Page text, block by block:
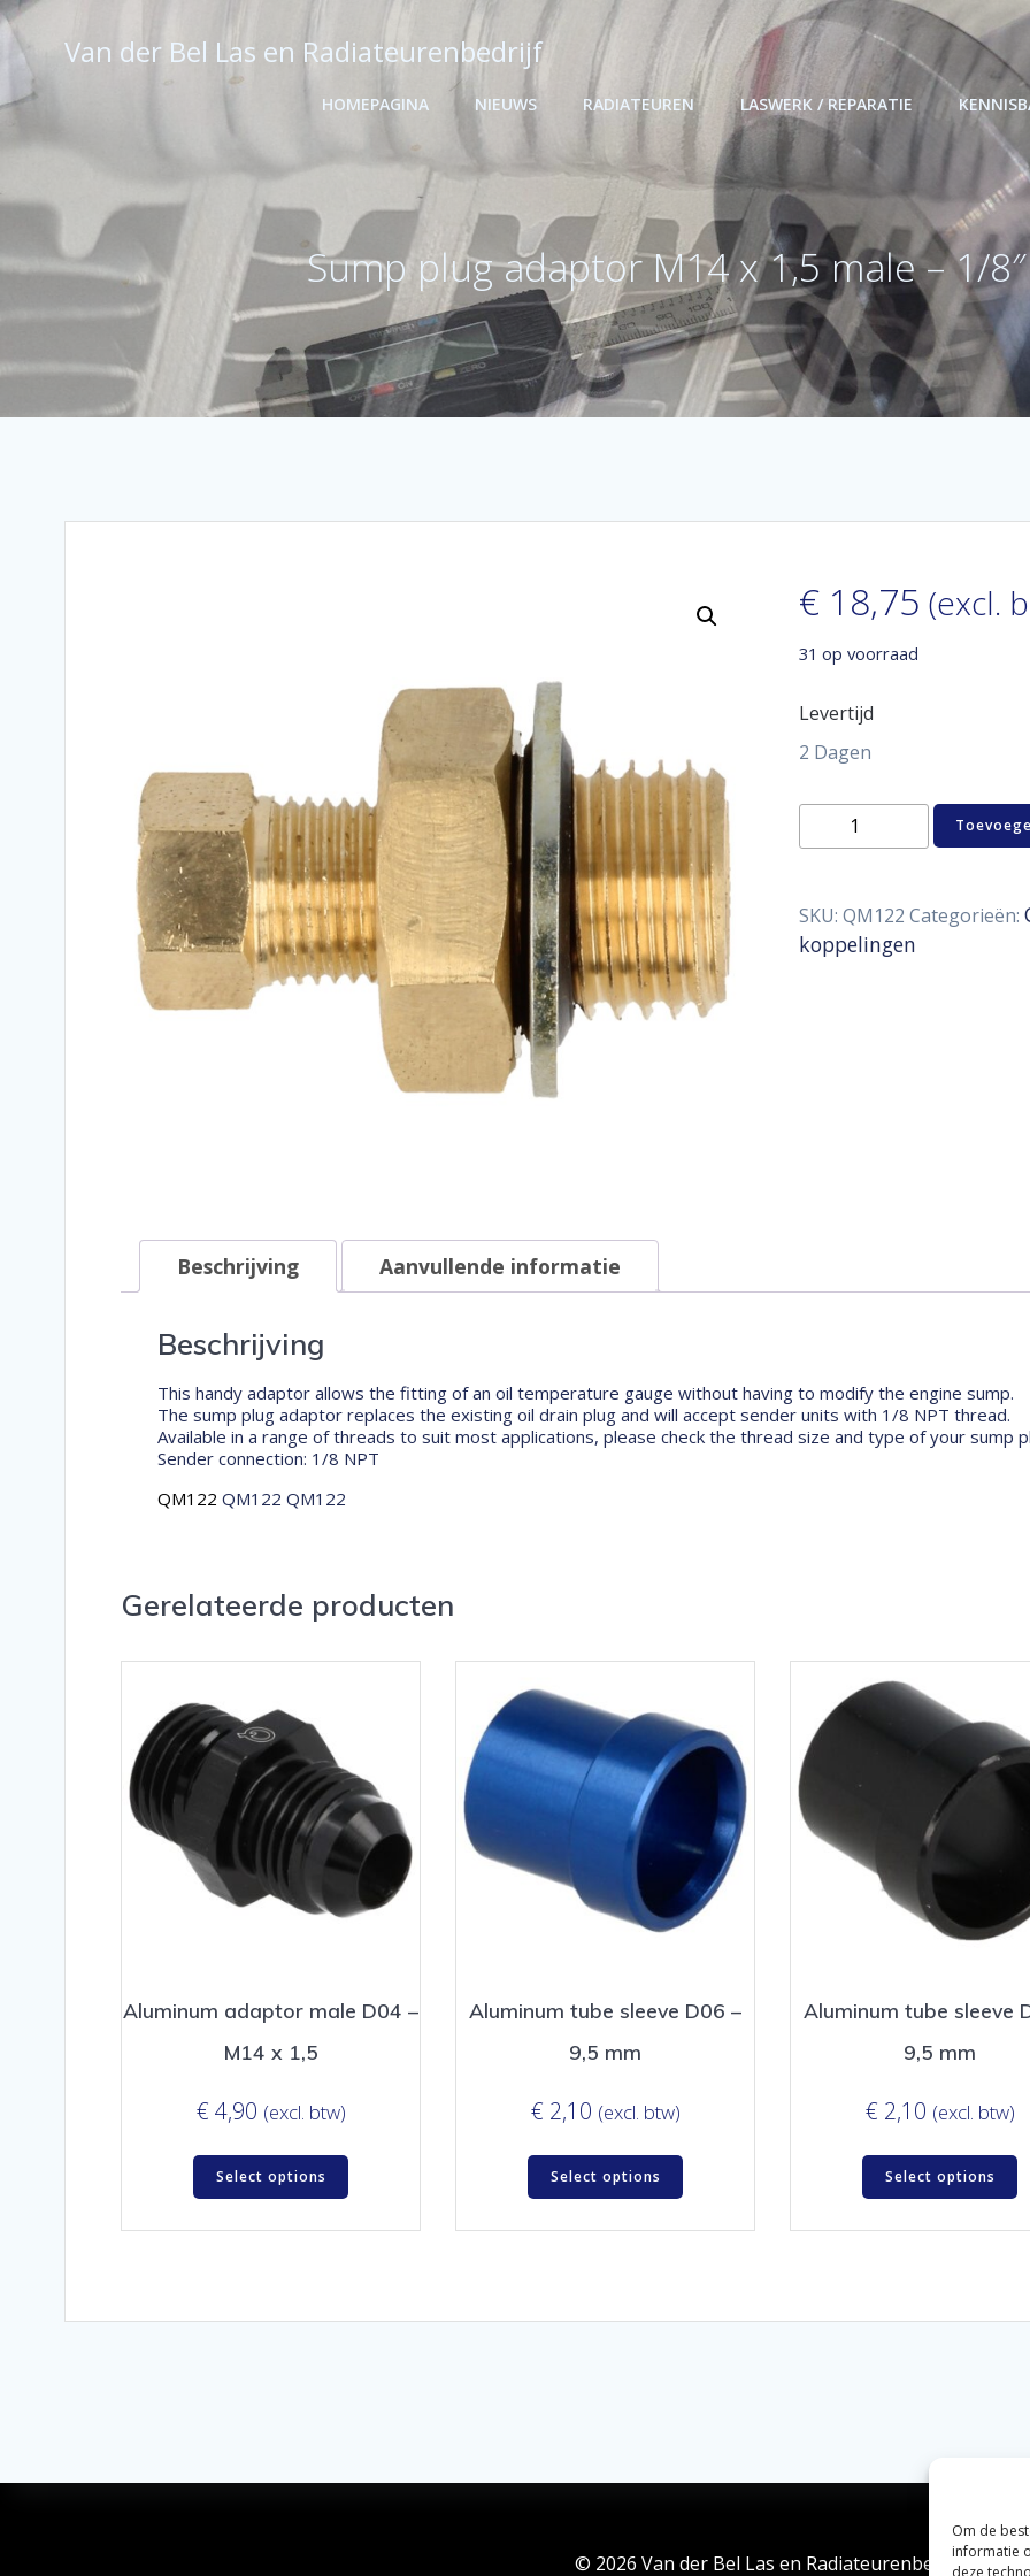
Om de
informatie
deze
Ga
naar
inhoud
Van der Bel Las en Radiateurenbedrijf
HOMEPAGINA NIEUWS RADIATEUREN LASWERK / REPARATIE
Sump plug adaptor M14 x 1,5 male – 1/
€18,75 (excl.
31 op voorraad
Levertijd
2 Dagen
Sump
x
1,5
male
SKU: QM122 Categorieën:
koppelingen
Beschrijving Aanvullende informatie
Beschrijving
This handy adaptor allows the fitting of an oil temperature gauge without having to modify the engine sump.
The sump plug adaptor replaces the existing oil drain plug and will accept sender units with 1/8 NPT thread.
Available in a range of threads to suit most applications, please check the thread size and type of your sump
Sender connection: 1/8 NPT
QM122 QM122 QM122
Gerelateerde producten
Aluminum adaptor male D04 –
M14 x 1,5
€ 4,90 (excl. btw)
Select options
Aluminum tube sleeve D06 –
9,5 mm
€ 2,10 (excl. btw)
Select options
Aluminum tube sleeve
9,5 mm
€ 2,10 (excl. btw)
Select options
© 2026 Van der Bel Las en Radiateurenbedrijf.